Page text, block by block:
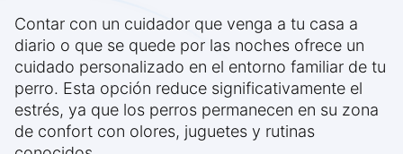
Contar con un cuidador que venga a tu casa a
diario o que se quede por las noches ofrece un
cuidado personalizado en el entorno familiar de tu
perro. Esta opción reduce significativamente el
estrés, ya que los perros permanecen en su zona
de confort con olores, juguetes y rutinas